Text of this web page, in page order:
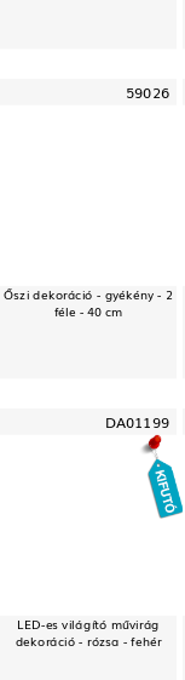
59026
Őszi dekoráció - gyékény - 2
féle - 40 cm
DA01199
LED-es világító művirág
dekoráció - rózsa - fehér